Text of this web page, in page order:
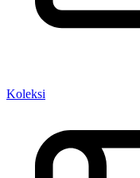
Koleksi